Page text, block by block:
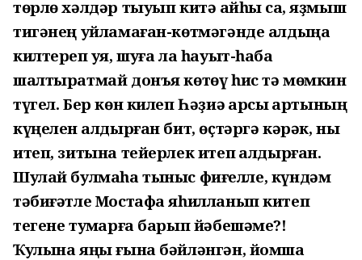
төрлө хәлдәр тыуып китә ҡайһы саҡ, яҙмыш
тигәнең уйламаған-көтмәгәнде алдыңа
килтереп ҡуя, шуға ла һауыт-һаба
шалтыратмай донъя көтөү һис тә мөмкин
түгел. Бер көн килеп Һәҙиә ҡарсыҡ ҡартының
күңелен ҡалдырған бит, өҫтәргә кәрәк, ныҡ
итеп, зитына тейерлек итеп ҡалдырған.
Шулай булмаһа тыныс фиғелле, күндәм
тәбиғәтле Мостафа яһилланып китеп
тегене туҡмарға барып йәбешәме?!
Ҡулына яңы ғына бәйләнгән, йомшаҡ